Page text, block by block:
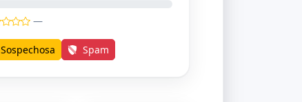
—
Sospechosa Spam